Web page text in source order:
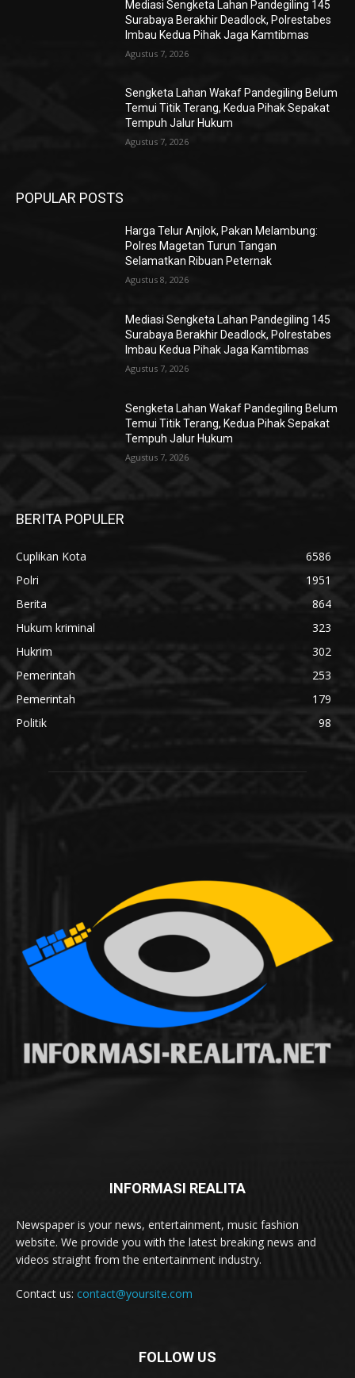
Mediasi Sengketa Lahan Pandegiling 145
Surabaya Berakhir Deadlock, Polrestabes
Imbau Kedua Pihak Jaga Kamtibmas
Agustus 7, 2026
Sengketa Lahan Wakaf Pandegiling Belum
Temui Titik Terang, Kedua Pihak Sepakat
Tempuh Jalur Hukum
Agustus 7, 2026
POPULAR POSTS
Harga Telur Anjlok, Pakan Melambung:
Polres Magetan Turun Tangan
Selamatkan Ribuan Peternak
Agustus 8, 2026
Mediasi Sengketa Lahan Pandegiling 145
Surabaya Berakhir Deadlock, Polrestabes
Imbau Kedua Pihak Jaga Kamtibmas
Agustus 7, 2026
Sengketa Lahan Wakaf Pandegiling Belum
Temui Titik Terang, Kedua Pihak Sepakat
Tempuh Jalur Hukum
Agustus 7, 2026
BERITA POPULER
Cuplikan Kota
6586
Polri
1951
Berita
864
Hukum kriminal
323
Hukrim
302
Pemerintah
253
Pemerintah
179
Politik
98
INFORMASI REALITA
Newspaper is your news, entertainment, music fashion
website. We provide you with the latest breaking news and
videos straight from the entertainment industry.
Contact us: contact@yoursite.com
FOLLOW US